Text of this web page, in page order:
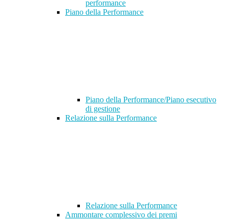
performance
Piano della Performance
Piano della Performance/Piano esecutivo
di gestione
Relazione sulla Performance
Relazione sulla Performance
Ammontare complessivo dei premi